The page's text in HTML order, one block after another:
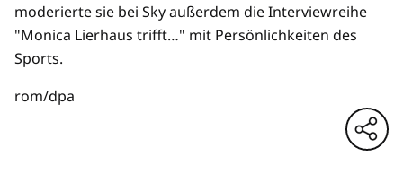
moderierte sie bei Sky außerdem die Interviewreihe
"Monica Lierhaus trifft…" mit Persönlichkeiten des
Sports.
rom/dpa